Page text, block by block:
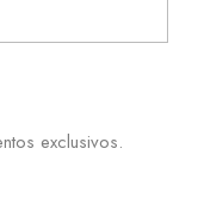
exclusivos.